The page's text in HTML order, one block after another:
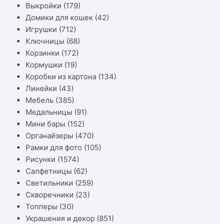
Выкройки (179)
Домики для кошек (42)
Игрушки (712)
Ключницы (68)
Корзинки (172)
Кормушки (19)
Коробки из картона (134)
Линейки (43)
Мебель (385)
Медальницы (91)
Мини бары (152)
Органайзеры (470)
Рамки для фото (105)
Рисунки (1574)
Салфетницы (62)
Светильники (259)
Скворечники (23)
Топперы (30)
Украшения и декор (851)